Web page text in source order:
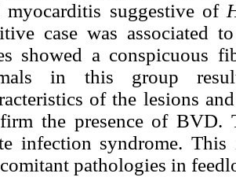
myocarditis suggestive of
case was associated
showed a conspicuous
in this group
of the lesions
the presence of BVD.
infection syndrome.
pathologies in